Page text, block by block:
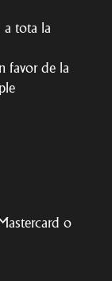
a tota la
favor de la
o